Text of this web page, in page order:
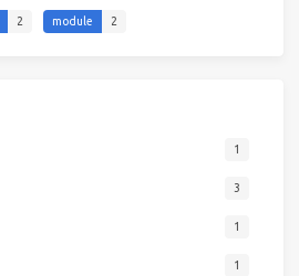
2 module 2
1
3
1
1